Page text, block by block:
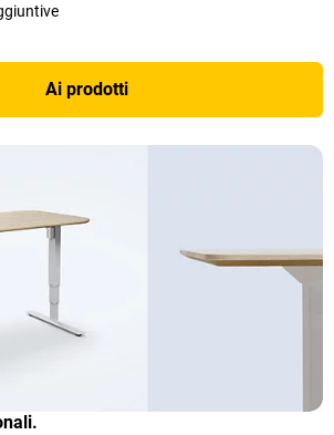
Ai prodotti